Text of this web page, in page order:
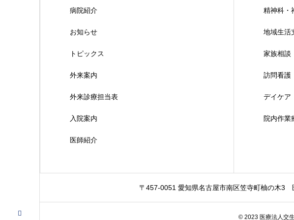
病院紹介
お知らせ
トピックス
外来案内
外来診療担当表
入院案内
医師紹介
精神科・
地域生活
家族相談
訪問看護
デイケア
院内作業
〒457-0051 愛知県名古屋市南区笠寺町柚の木
© 2023 医療法人交